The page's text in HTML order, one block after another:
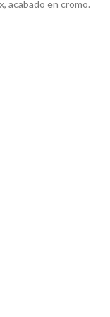
acabado en cromo.